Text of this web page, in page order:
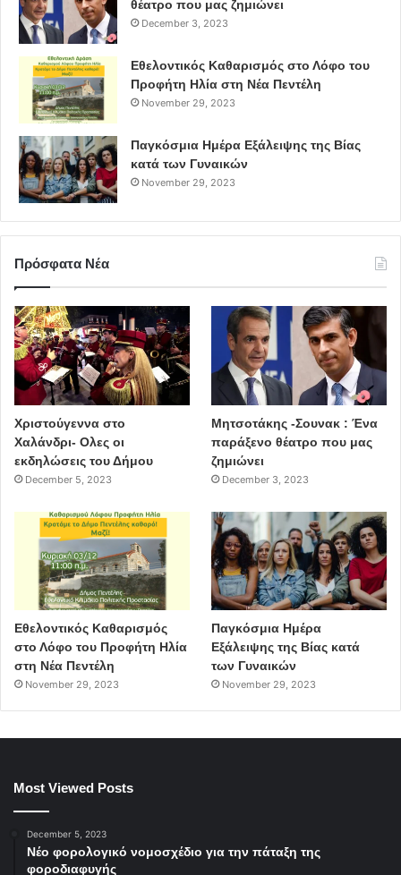
θέατρο που μας ζημιώνει
December 3, 2023
Εθελοντικός Καθαρισμός στο Λόφο του
Προφήτη Ηλία στη Νέα Πεντέλη
November 29, 2023
Παγκόσμια Ημέρα Εξάλειψης της Βίας
κατά των Γυναικών
November 29, 2023
Πρόσφατα Νέα
Χριστούγεννα στο
Χαλάνδρι- Ολες οι
εκδηλώσεις του Δήμου
December 5, 2023
Μητσοτάκης -Σουνακ : Ένα
παράξενο θέατρο που μας
ζημιώνει
December 3, 2023
Εθελοντικός Καθαρισμός
στο Λόφο του Προφήτη Ηλία
στη Νέα Πεντέλη
November 29, 2023
Παγκόσμια Ημέρα
Εξάλειψης της Βίας κατά
των Γυναικών
November 29, 2023
Most Viewed Posts
December 5, 2023
Νέο φορολογικό νομοσχέδιο για την πάταξη της
φοροδιαφυγής